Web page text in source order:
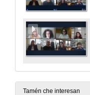
Tamén che interesan